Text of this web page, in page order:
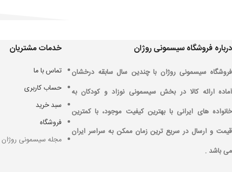
درباره فروشگاه سیسمونی روژان
فروشگاه سیسمونی روژان با چندین سال سابقه درخشان
آماده ارائه کالا در بخش سیسمونی نوزاد و کودکان به
خانواده های ایرانی با بهترین کیفیت موجود، با کمترین
قیمت و ارسال در سریع ترین زمان ممکن به سراسر ایران
می باشد .
خدمات مشتریان
تماس با ما
حساب کاربری
سبد خرید
فروشگاه
مجله سیسمونی روژان